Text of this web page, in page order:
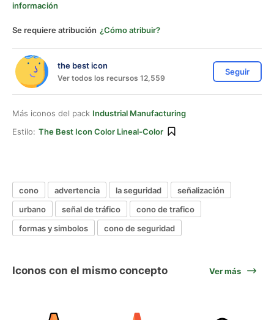
información
Se requiere atribución ¿Cómo atribuir?
the best icon
Ver todos los recursos 12,559
Seguir
Más iconos del pack Industrial Manufacturing
Estilo: The Best Icon Color Lineal-Color
cono advertencia la seguridad
señalización
urbano
señal de tráfico
cono de trafico
formas y simbolos
cono de seguridad
Iconos con el mismo concepto Ver más